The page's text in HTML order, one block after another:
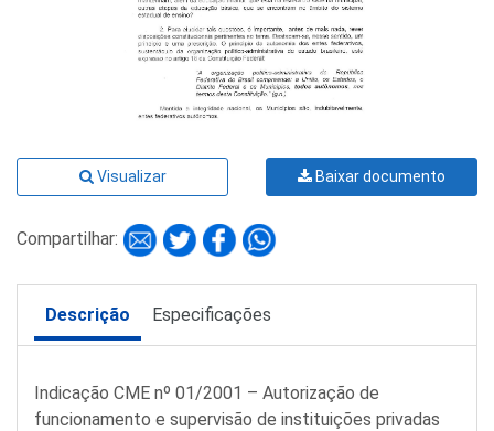
Visualizar Baixar documento
Compartilhar:
Descrição Especificações
Indicação CME nº 01/2001 – Autorização de
funcionamento e supervisão de instituições privadas